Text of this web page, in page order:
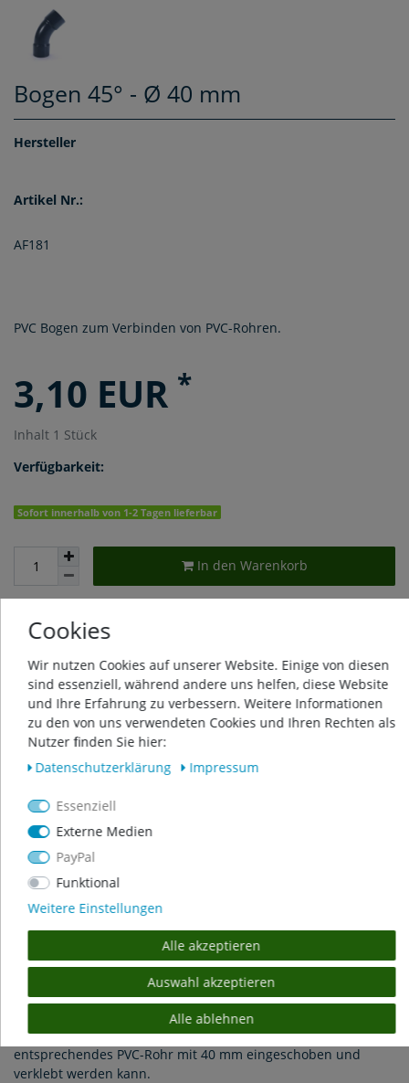
Bogen 45° - Ø 40 mm
Hersteller
Artikel Nr.:
AF181
PVC Bogen zum Verbinden von PVC-Rohren.
3,10 EUR *
Inhalt 1 Stück
Verfügbarkeit:
Sofort innerhalb von 1-2 Tagen lieferbar
In den Warenkorb
Wunschliste
* inkl. ges. MwSt. zzgl.Versandkosten
Weitere Details
mit 2 Klebemuffen Ø 40 mm
PVC Bogen für die Verbindung von PVC Rohren. Der Bogen ist
mit einem PVC Kleber, wie Griffon oder Tangit, zu verkleben.
Die Maßangabe bezieht sich auf das Innenmaß, sodass ein
entsprechendes PVC-Rohr mit 40 mm eingeschoben und
verklebt werden kann.
Cookies
Wir nutzen Cookies auf unserer Website. Einige von diesen
sind essenziell, während andere uns helfen, diese Website
und Ihre Erfahrung zu verbessern. Weitere Informationen
zu den von uns verwendeten Cookies und Ihren Rechten als
Nutzer finden Sie hier:
Daten­schutz­erklärung
Impressum
Essenziell
Externe Medien
PayPal
Funktional
Weitere Einstellungen
Alle akzeptieren
Auswahl akzeptieren
Alle ablehnen